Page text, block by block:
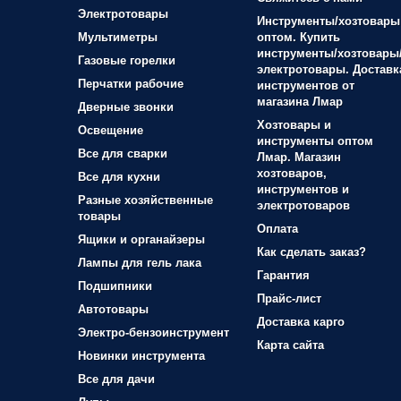
Электротовары
Мультиметры
Газовые горелки
Перчатки рабочие
Дверные звонки
Освещение
Все для сварки
Все для кухни
Разные хозяйственные
товары
Ящики и органайзеры
Лампы для гель лака
Подшипники
Автотовары
Электро-бензоинструмент
Новинки инструмента
Все для дачи
Инструменты/хозтовары
оптом. Купить
инструменты/
электротовары.
инструментов от
магазина Лмар
Хозтовары и
инструменты оптом
Лмар. Магазин
хозтоваров,
инструментов и
электротоваров
Оплата
Как сделать заказ?
Гарантия
Прайс-лист
Доставка карго
Карта сайта